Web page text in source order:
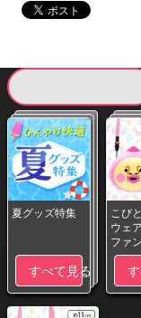
夏グッズ特集
すべて見る
こび
ウェ
ファン